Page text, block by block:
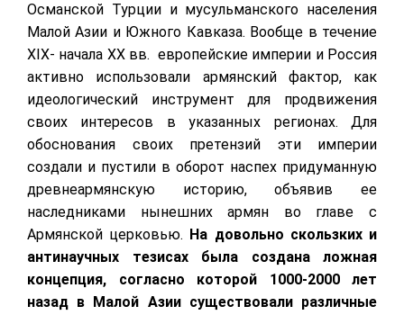
Османской Турции и мусульманского населения
Малой Азии и Южного Кавказа. Вообще в течение
XIX- начала XXвв. европейские империи и Россия
активно использовали армянский фактор, как
идеологический инструмент для продвижения
своих интересов в указанных регионах. Для
обоснования своих претензий эти империи
создали и пустили в оборот наспех придуманную
древнеармянскую историю, объявив ее
наследниками нынешних армян во главе с
Армянской церковью. На довольно скользких и
антинаучных тезисах была создана ложная
концепция, согласно которой 1000-2000 лет
назад в Малой Азии существовали различные